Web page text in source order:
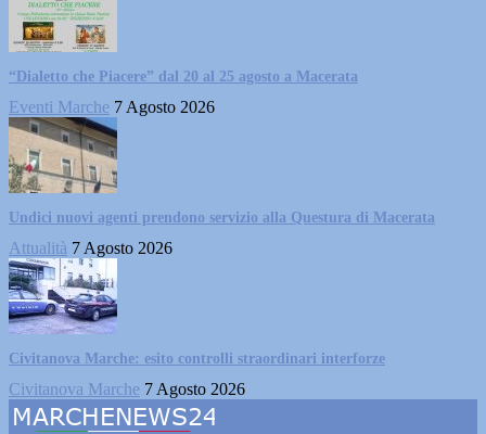
“Dialetto che Piacere” dal 20 al 25 agosto a Macerata
Eventi Marche 7 Agosto 2026
Undici nuovi agenti prendono servizio alla Questura di Macerata
Attualità 7 Agosto 2026
Civitanova Marche: esito controlli straordinari interforze
Civitanova Marche 7 Agosto 2026